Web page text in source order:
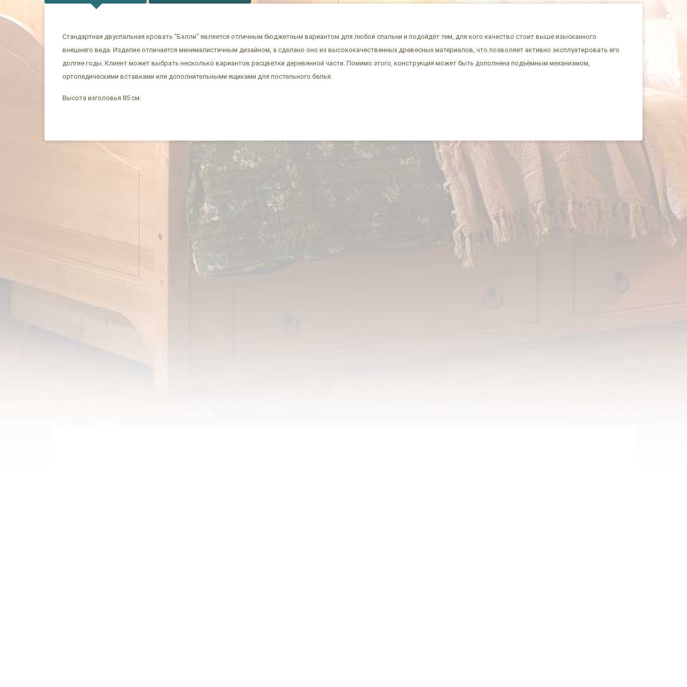
Стандартная двуспальная кровать "Бэлли" является отличным бюджетным вариантом для любой спальни и подойдёт тем, для кого качество стоит выше изысканного
внешнего вида. Изделие отличается минималистичным дизайном, а сделано оно из высококачественных древесных материалов, что позволяет активно эксплуатировать его
долгие годы. Клиент может выбрать несколько вариантов расцветки деревянной части. Помимо этого, конструкция может быть дополнена подъёмным механизмом,
ортопедическими вставками или дополнительными ящиками для постельного белья.
Высота изголовья 85 см.